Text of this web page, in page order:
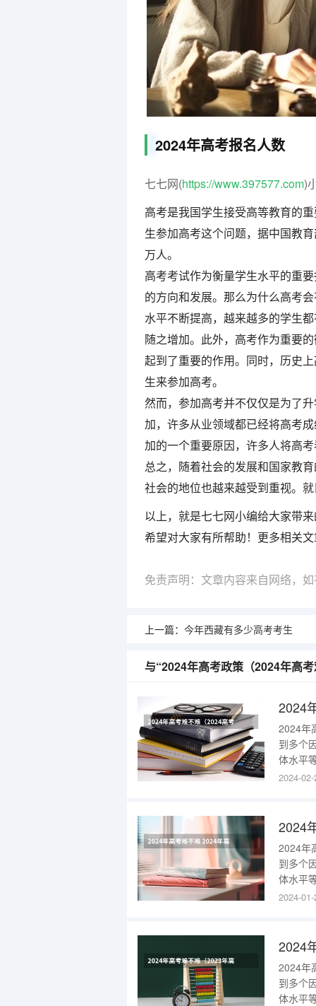
2024年高考报名人数
七七网(https://www.397577.com)
高考是我国学生接受高等教育的
生参加高考这个问题，据中国教
万人。
高考考试作为衡量学生水平的重
的方向和发展。那么为什么高考
水平不断提高，越来越多的学生
随之增加。此外，高考作为重要
起到了重要的作用。同时，历史
生来参加高考。
然而，参加高考并不仅仅是为了
加，许多从业领域都已经将高考
加的一个重要原因，许多人将高
总之，随着社会的发展和国家教
社会的地位也越来越受到重视。
以上，就是七七网小编给大家带
希望对大家有所帮助！更多相关
免责声明：文章内容来自网络，
上一篇： 今年西藏有多少高考考生
与“2024年高考政策（2024年高
2024
2024年
到多个
体水平
的情况
2024-
2024
2024年
到多个
体水平
的情况
2024-
2024
2024年
到多个
体水平